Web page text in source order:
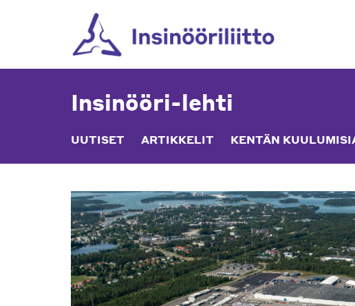
Insinööri-lehti
UUTISET ARTIKKELIT KENTÄN